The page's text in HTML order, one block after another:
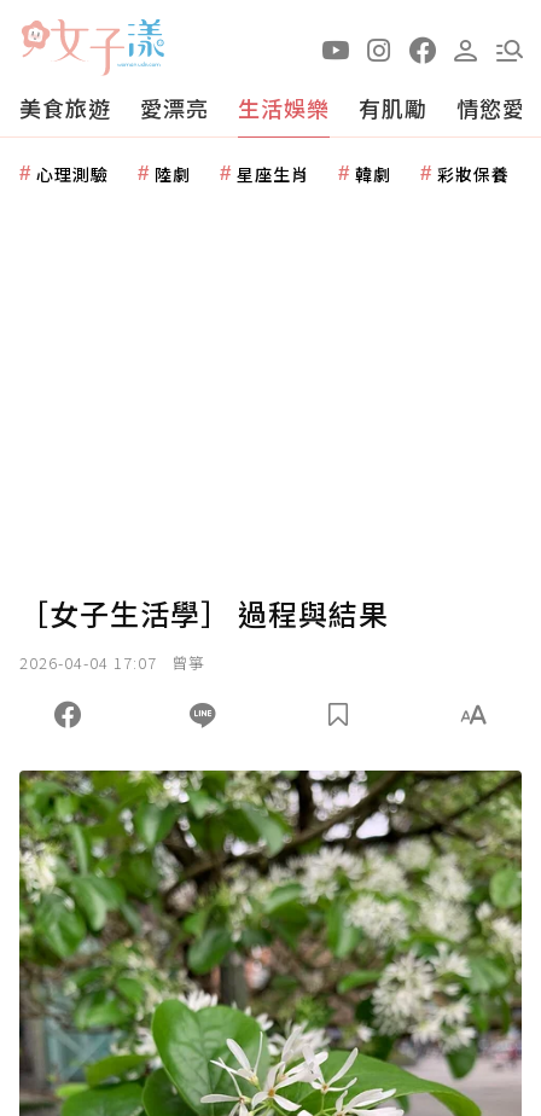
美食旅遊 愛漂亮 生活娛樂 有肌勵 情慾愛
心理測驗 陸劇 星座生肖 韓劇 彩妝保養
［女子生活學］ 過程與結果
2026-04-04 17:07 曾箏